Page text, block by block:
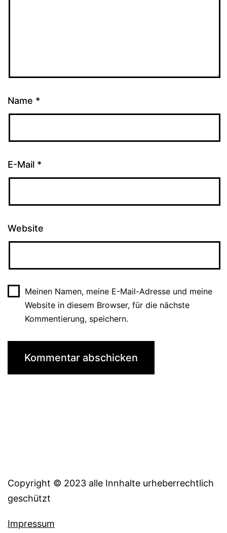
Name *
E-Mail *
Website
Meinen Namen, meine E-Mail-Adresse und meine
Website in diesem Browser, für die nächste
Kommentierung, speichern.
Copyright © 2023 alle Innhalte urheberrechtlich
geschützt
Impressum